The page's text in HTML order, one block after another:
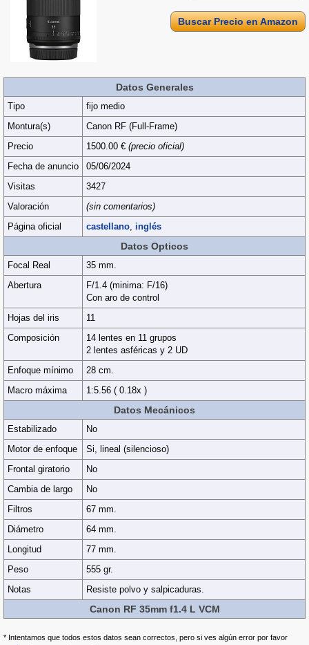
Buscar Precio en Amazon
Datos Generales
Tipo
fijo medio
Montura(s)
Canon RF (Full‑Frame)
Precio
1500.00 € (precio oficial)
Fecha de anuncio
05/06/2024
Visitas
3427
Valoración
(sin comentarios)
Página oficial
castellano, inglés
Datos Opticos
Focal Real
35 mm.
Abertura
F/1.4 (minima: F/16)
Con aro de control
Hojas del iris
11
Composición
14 lentes en 11 grupos
2 lentes asféricas y 2 UD
Enfoque mínimo
28 cm.
Macro máxima
1:5.56 ( 0.18x )
Datos Mecánicos
Estabilizado
No
Motor de enfoque
Si, lineal (silencioso)
Frontal giratorio
No
Cambia de largo
No
Filtros
67 mm.
Diámetro
64 mm.
Longitud
77 mm.
Peso
555 gr.
Notas
Resiste polvo y salpicaduras.
Canon RF 35mm f1.4 L VCM
* Intentamos que todos estos datos sean correctos, pero si ves algún error por favor